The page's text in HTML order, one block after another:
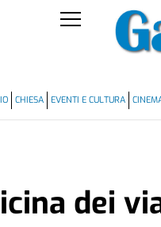
CHIESA EVENTI E CULTURA
dei